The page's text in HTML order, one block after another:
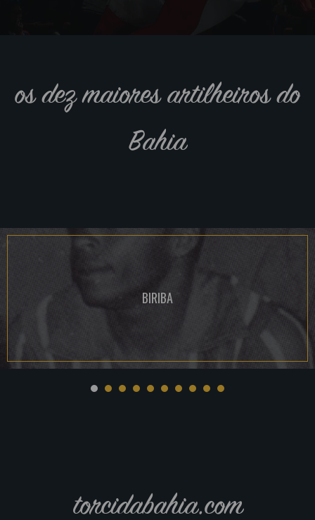
os dez maiores artilheiros do
Bahia
BIRIBA
torcidabahia.com